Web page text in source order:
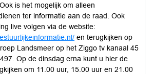
is het mogelijk om alleen
ter informatie aan de raad. Ook
live volgen via de website:
en terugkijken op
Landsmeer op het Ziggo tv kanaal 45
Op de dinsdag erna kunt u hier de
om 11.00 uur, 15.00 uur en 21.00